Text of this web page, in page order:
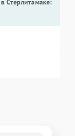
Стерлитамаке: